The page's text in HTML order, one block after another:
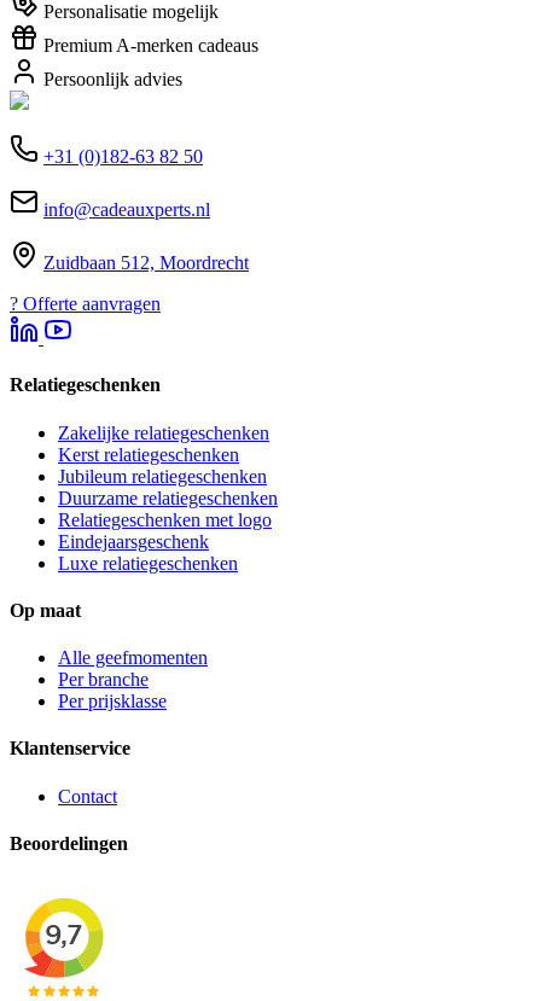
Personalisatie mogelijk
Premium A-merken cadeaus
Persoonlijk advies
+31 (0)182-63 82 50
info@cadeauxperts.nl
Zuidbaan 512, Moordrecht
? Offerte aanvragen
Relatiegeschenken
Zakelijke relatiegeschenken
Kerst relatiegeschenken
Jubileum relatiegeschenken
Duurzame relatiegeschenken
Relatiegeschenken met logo
Eindejaarsgeschenk
Luxe relatiegeschenken
Op maat
Alle geefmomenten
Per branche
Per prijsklasse
Klantenservice
Contact
Beoordelingen